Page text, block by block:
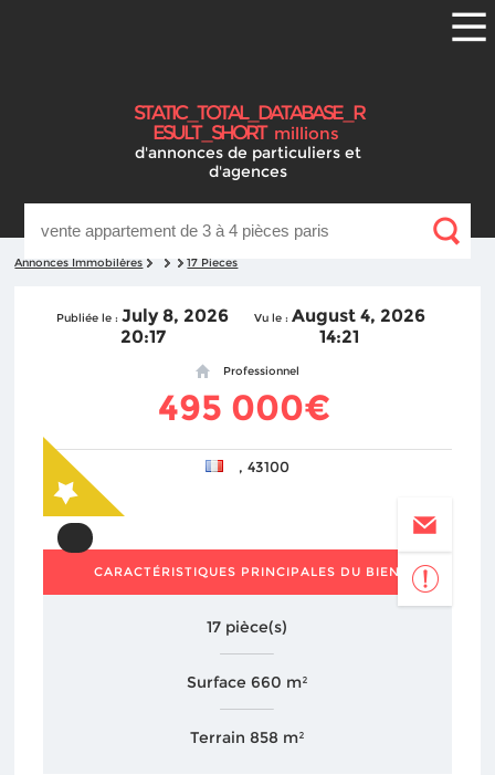
STAT
I
C_TOTA
L_DATABAS
E_R
ESUL
T_SHOR
T millions
d'annonces de particuliers et
d'agences
Annonces Immobilères 17 Pieces
Publiée le :July 8, 2026
20:17
Vu le : August 4, 2026
14:21
Professionnel
495 000€
, 43100
CARACTÉRISTIQUES PRINCIPALES DU BIEN
17 pièce(s)
Surface 660 m²
Terrain 858 m²